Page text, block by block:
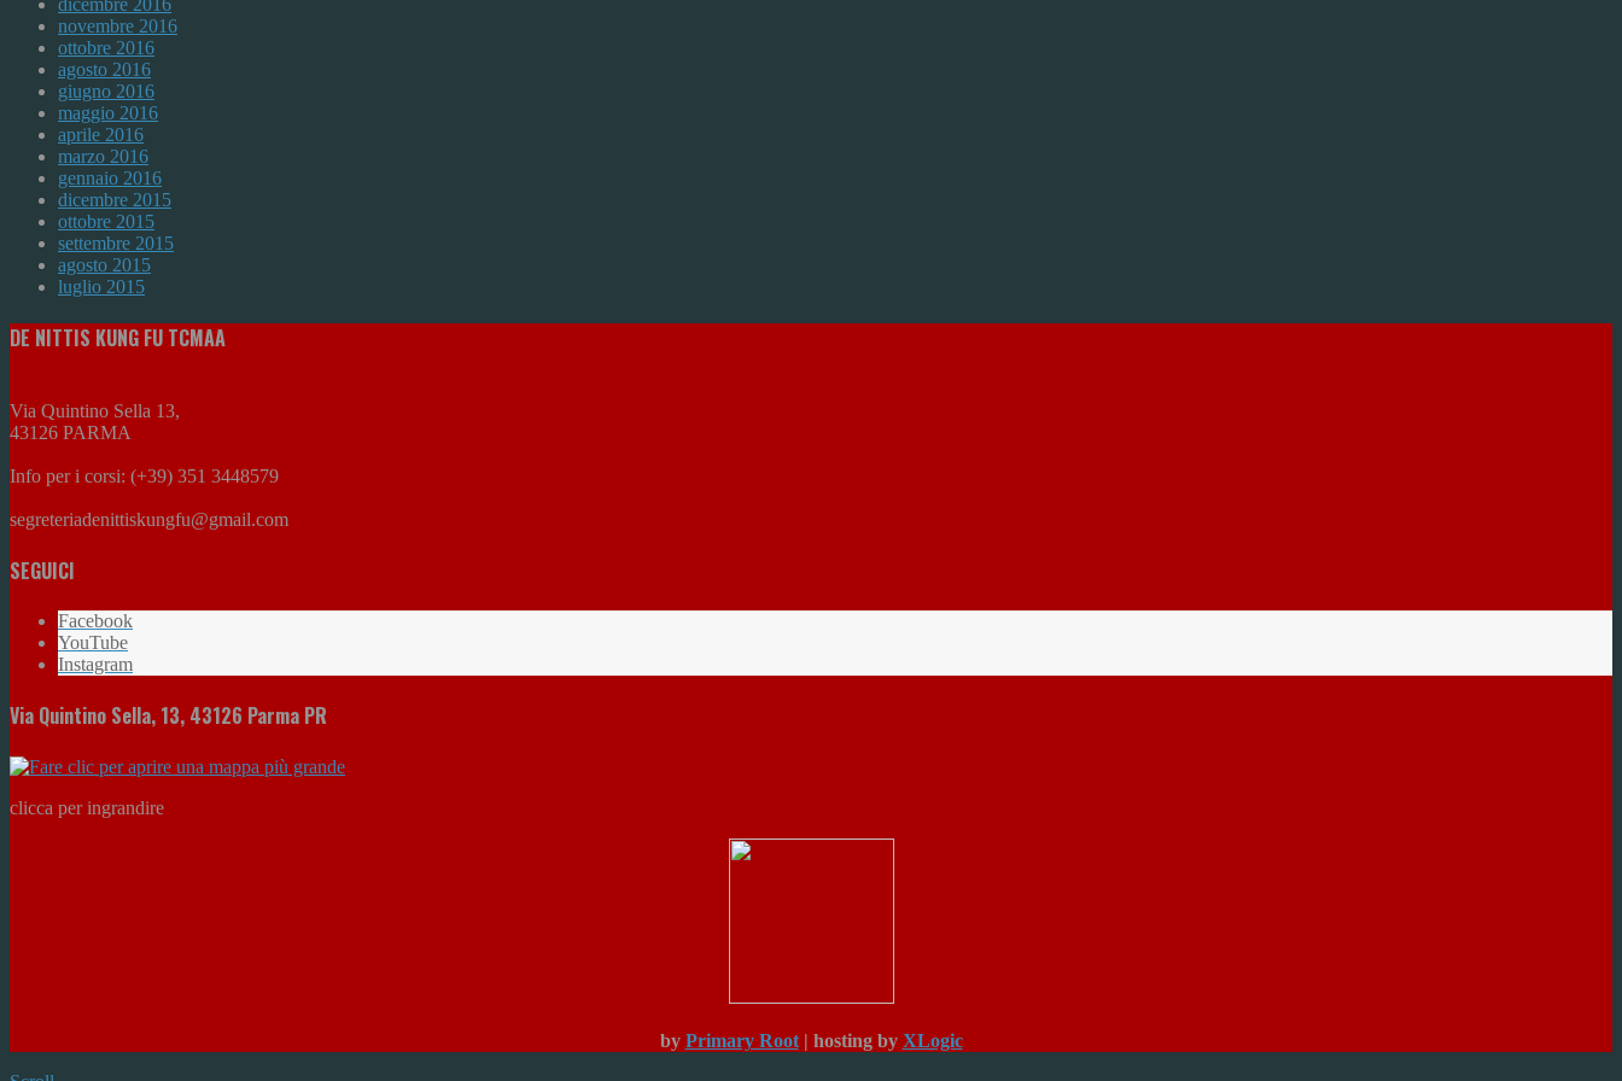
dicembre 2016
novembre 2016
ottobre 2016
agosto 2016
giugno 2016
maggio 2016
aprile 2016
marzo 2016
gennaio 2016
dicembre 2015
ottobre 2015
settembre 2015
agosto 2015
luglio 2015
DE NITTIS KUNG FU TCMAA
Via Quintino Sella 13,
43126 PARMA
Info per i corsi: (+39) 351 3448579
segreteriadenittiskungfu@gmail.com
SEGUICI
Facebook
YouTube
Instagram
Via Quintino Sella, 13, 43126 Parma PR
clicca per ingrandire
by Primary Root| hosting by XLogic